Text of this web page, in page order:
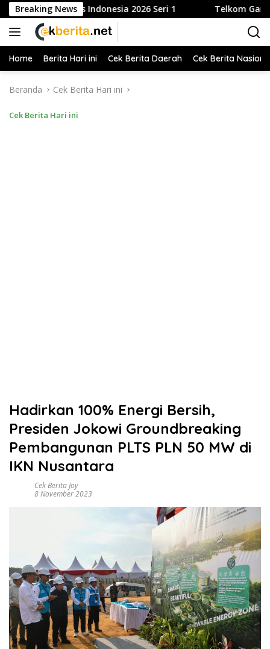
Langsung
ke
konten
Breaking News
Tenis Indonesia 2026 Seri 1 Telkom Gandeng
Home Berita Hari ini Cek Berita Daerah Cek Berita
Beranda Cek Berita Hari ini
Cek Berita Hari ini
Hadirkan 100% Energi Bersih,
Presiden Jokowi Groundbreaking
Pembangunan PLTS PLN 50 MW di
IKN Nusantara
Cek Berita Joy
8 November 2023